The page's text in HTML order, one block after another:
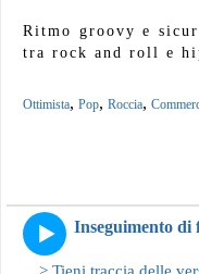
Ritmo groovy e
tra rock and roll e
Ottimista, Pop, Roccia,
Inseguimento di
> Tieni traccia delle